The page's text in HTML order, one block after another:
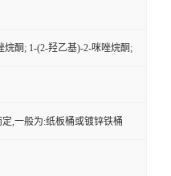
烷酮; 1-(2-羟乙基)-2-咪唑烷酮;
,一般为:纸板桶或镀锌铁桶